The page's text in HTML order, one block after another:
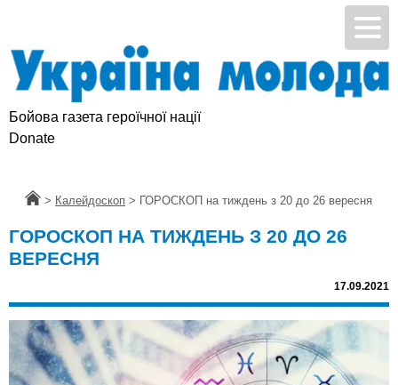
Бойова газета героїчної нації
Donate
Головна
> Калейдоскоп > ГОРОСКОП на тиждень з 20 до 26 вересня
ГОРОСКОП НА ТИЖДЕНЬ З 20 ДО 26
ВЕРЕСНЯ
17.09.2021